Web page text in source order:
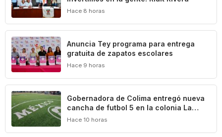
Hace 8 horas
‎Anuncia Tey programa para entrega
gratuita de zapatos escolares
Hace 9 horas
Gobernadora de Colima entregó nueva
cancha de futbol 5 en la colonia La
Reserva de La Villa
Hace 10 horas